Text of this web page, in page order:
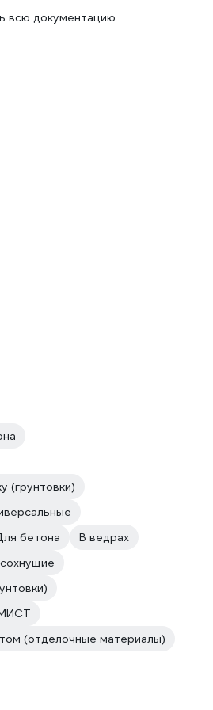
всю документацию
(грунтовки)
бетона
В ведрах
(отделочные материалы)